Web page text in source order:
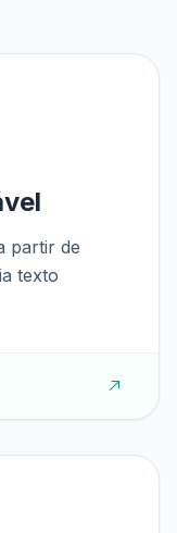
partir de
texto